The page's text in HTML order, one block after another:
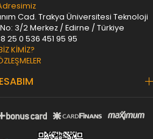
Cad. Trakya Üniversitesi Teknoloji
3/2 Merkez / Edirne / Türkiye
25 0 536 451 95 95
KİMİZ?